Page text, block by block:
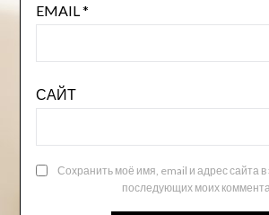
EMAIL *
САЙТ
Сохранить моё имя, email и адрес сайта
последующих моих